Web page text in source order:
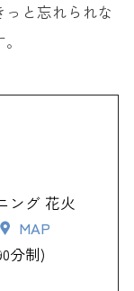
と忘れられな
ング 花火
MAP
分制)